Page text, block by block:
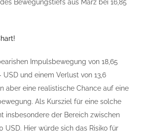
Bewegungstiefs aus März bei 16,85
Impulsbewegung von 18,65
USD und einem Verlust von 13,6
aber eine realistische Chance auf eine
Als Kursziel für eine solche
insbesondere der Bereich zwischen
USD. Hier würde sich das Risiko für